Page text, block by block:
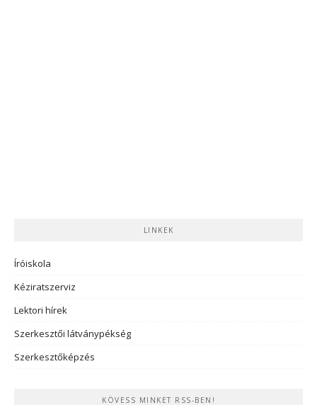
LINKEK
Íróiskola
Kéziratszerviz
Lektori hírek
Szerkesztői látványpékség
Szerkesztőképzés
KÖVESS MINKET RSS-BEN!